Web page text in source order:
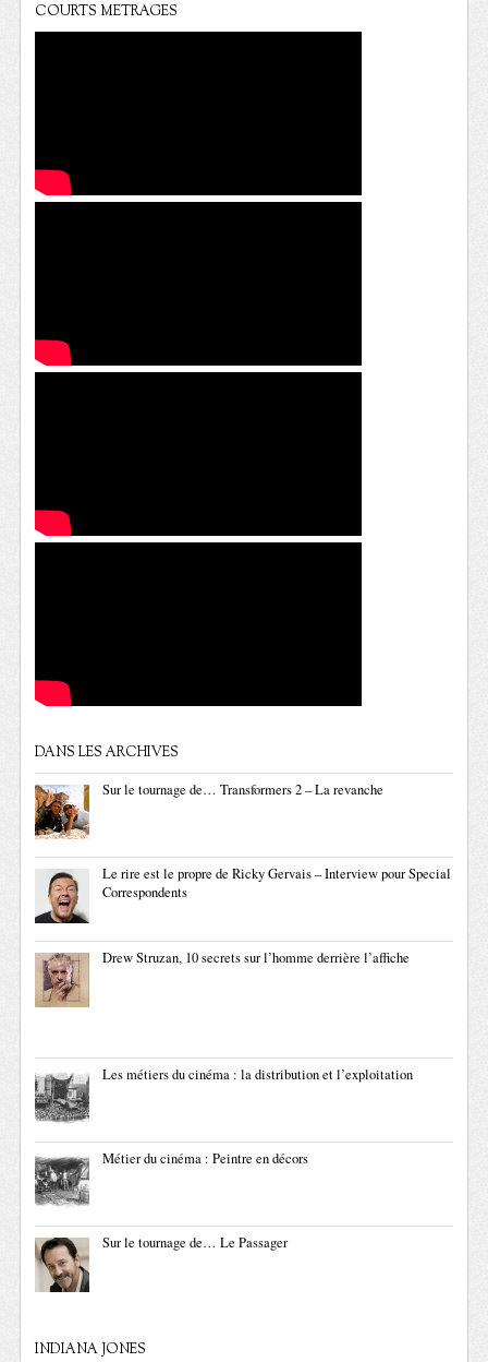
COURTS METRAGES
DANS LES ARCHIVES
Sur le tournage de… Transformers 2 – La revanche
Le rire est le propre de Ricky Gervais – Interview pour Special
Correspondents
Drew Struzan, 10 secrets sur l’homme derrière l’affiche
Les métiers du cinéma : la distribution et l’exploitation
Métier du cinéma : Peintre en décors
Sur le tournage de… Le Passager
INDIANA JONES